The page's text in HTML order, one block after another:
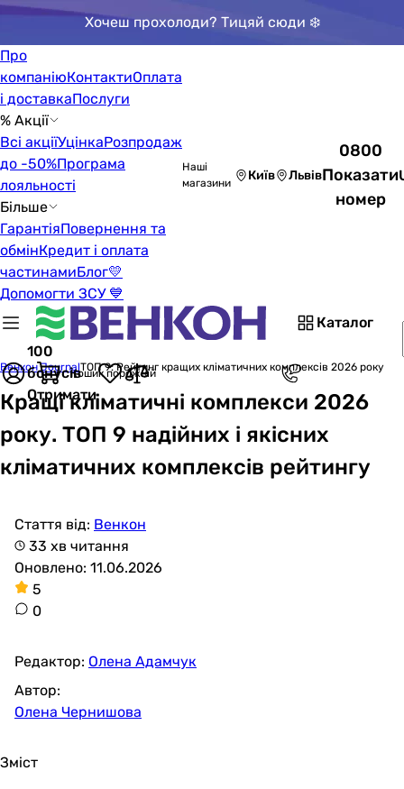
Хочеш прохолоди? Тицяй сюди ❄️
Про
компаніюКонтактиОплата
і доставкаПослуги
% Акції
Всі акціїУцінкаРозпродаж
до -50%Програма
лояльності
Більше
ГарантіяПовернення та
обмінКредит і оплата
частинамиБлог💛
Допомогти ЗСУ 💙
Наші
магазини
Київ Львів
0800
Показати
номер
Каталог
100
бонусів
Отримати
Кошик порожній
Венкон JournalТОП 9: Рейтинг кращих кліматичних комплексів 2026 року
Кращі кліматичні комплекси 2026
року. ТОП 9 надійних і якісних
кліматичних комплексів рейтингу
Стаття від: Венкон
33 хв читання
Оновлено: 11.06.2026
5
0
Редактор: Олена Адамчук
Автор:
Олена Чернишова
Зміст